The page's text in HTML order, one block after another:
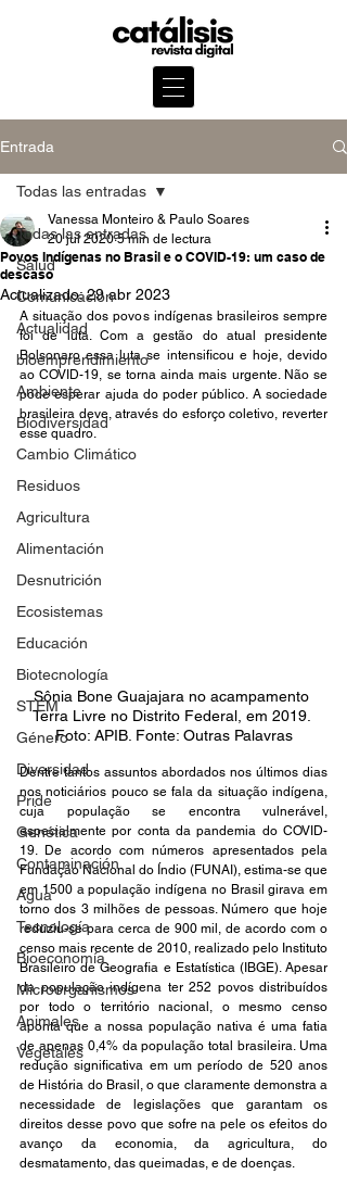
Entrada
Todas las entradas
Salud
Comunicación
Actualidad
bioemprendimiento
Ambiente
Biodiversidad
Cambio Climático
Residuos
Agricultura
Alimentación
Desnutrición
Ecosistemas
Educación
Biotecnología
STEM
Género
Diversidad
Pride
Genética
Contaminación
Agua
Tecnología
Bioeconomía
Microorganismos
Animales
Vegetales
Todas las entradas
Povos Indígenas no Brasil e o COVID-19: um caso de
descaso
Vanessa Monteiro & Paulo Soares
20 jul 2020 5 min de lectura
Actualizado:29 abr 2023
A situação dos povos indígenas brasileiros sempre
foi de luta. Com a gestão do atual presidente
Bolsonaro essa luta se intensificou e hoje, devido
ao COVID-19, se torna ainda mais urgente. Não se
pode esperar ajuda do poder público. A sociedade
brasileira deve, através do esforço coletivo, reverter
esse quadro.
Sônia Bone Guajajara no acampamento
Terra Livre no Distrito Federal, em 2019.
Foto: APIB. Fonte: Outras Palavras
Dentre tantos assuntos abordados nos últimos dias
nos noticiários pouco se fala da situação indígena,
cuja população se encontra vulnerável,
especialmente por conta da pandemia do COVID-
19. De acordo com números apresentados pela
Fundação Nacional do Índio (FUNAI), estima-se que
em 1500 a população indígena no Brasil girava em
torno dos 3 milhões de pessoas. Número que hoje
reduziu-se para cerca de 900 mil, de acordo com o
censo mais recente de 2010, realizado pelo Instituto
Brasileiro de Geografia e Estatística (IBGE). Apesar
da população indígena ter 252 povos distribuídos
por todo o território nacional, o mesmo censo
aponta que a nossa população nativa é uma fatia
de apenas 0,4% da população total brasileira. Uma
redução significativa em um período de 520 anos
de História do Brasil, o que claramente demonstra a
necessidade de legislações que garantam os
direitos desse povo que sofre na pele os efeitos do
avanço da economia, da agricultura, do
desmatamento, das queimadas, e de doenças.